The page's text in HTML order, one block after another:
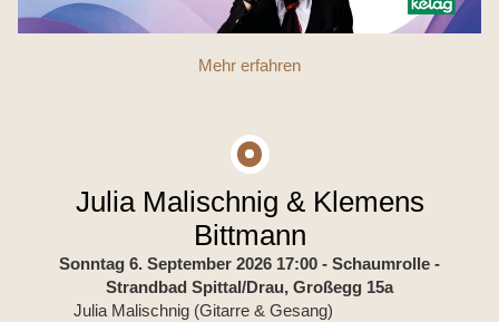
Mehr erfahren
Julia Malischnig & Klemens
Bittmann
Sonntag 6. September 2026 17:00 - Schaumrolle -
Strandbad Spittal/Drau, Großegg 15a
Julia Malischnig (Gitarre & Gesang)